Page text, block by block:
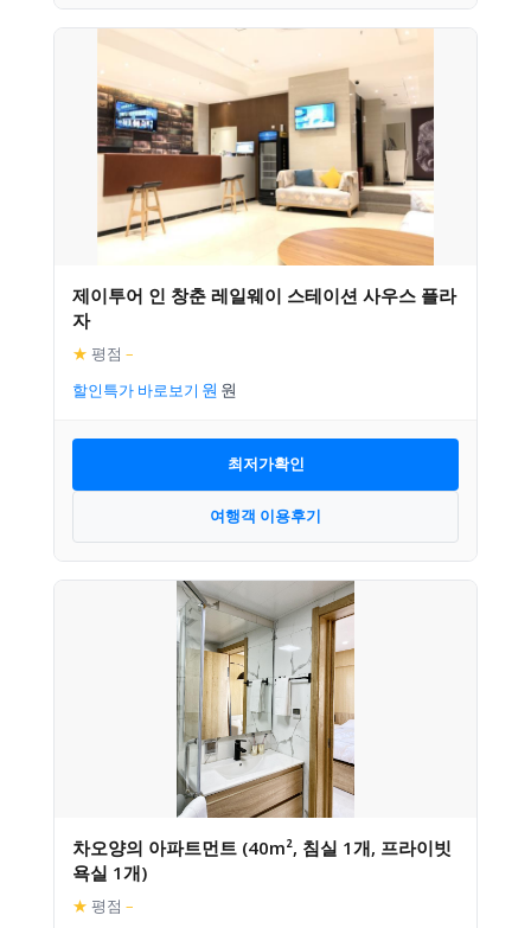
제이투어 인 창춘 레일웨이 스테이션 사우스 플라
자
★ 평점 –
할인특가 바로보기
최저가확인
여행객 이용후기
차오양의 아파트먼트 (40m², 침실 1개, 프라이빗
욕실 1개)
★ 평점 –